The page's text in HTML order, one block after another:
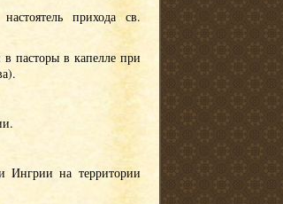
прихода св.
пасторы в капелле при
Ингрии на территории